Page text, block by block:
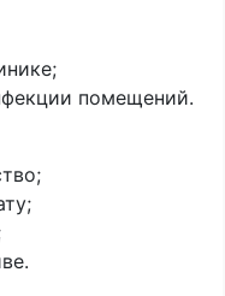
помещений.